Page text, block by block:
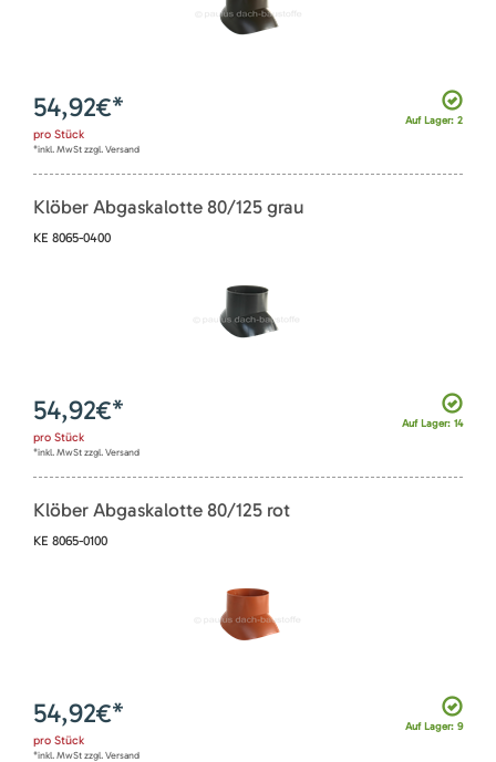
Auf Lager: 2
54,92€*
pro Stück
*inkl. MwSt zzgl. Versand
Klöber Abgaskalotte 80/125 grau
KE 8065-0400
Auf Lager: 14
54,92€*
pro Stück
*inkl. MwSt zzgl. Versand
Klöber Abgaskalotte 80/125 rot
KE 8065-0100
Auf Lager: 9
54,92€*
pro Stück
*inkl. MwSt zzgl. Versand